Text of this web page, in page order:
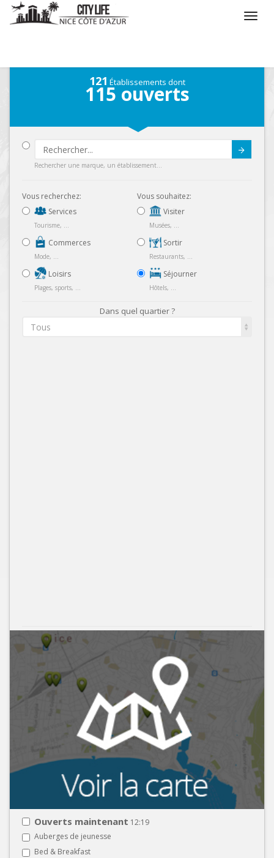
121 Établissements dont
115 ouverts
Rechercher une marque, un établissement...
Vous recherchez:
Services
Tourisme, ...
Commerces
Mode, ...
Loisirs
Plages, sports, ...
Vous souhaitez:
Visiter
Musées, ...
Sortir
Restaurants, ...
Séjourner
Hôtels, ...
Dans quel quartier ?
Tous
Ouverts maintenant 12:19
Auberges de jeunesse
Bed & Breakfast